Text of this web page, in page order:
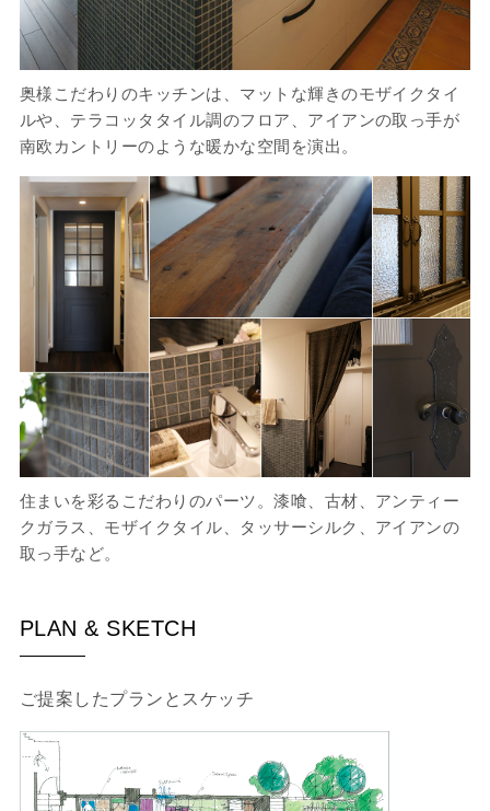
奥様こだわりのキッチンは、マットな輝きのモザイクタイ
ルや、テラコッタタイル調のフロア、アイアンの取っ手が
南欧カントリーのような暖かな空間を演出。
住まいを彩るこだわりのパーツ。漆喰、古材、アンティー
クガラス、モザイクタイル、タッサーシルク、アイアンの
取っ手など。
PLAN & SKETCH
ご提案したプランとスケッチ